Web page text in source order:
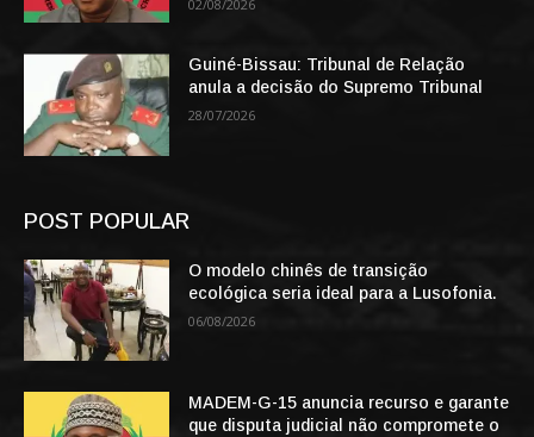
02/08/2026
Guiné-Bissau: Tribunal de Relação
anula a decisão do Supremo Tribunal
28/07/2026
POST POPULAR
O modelo chinês de transição
ecológica seria ideal para a Lusofonia.
06/08/2026
MADEM-G-15 anuncia recurso e garante
que disputa judicial não compromete o